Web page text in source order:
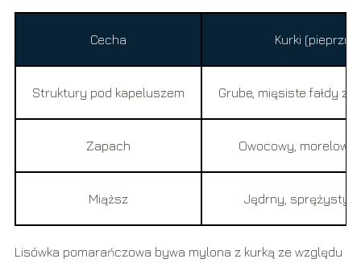
Cecha Kurki
Struktury pod kapeluszem Grube, mięsiste fałdy
Zapach Owocowy,
Miąższ Jędrny, sprężysty,
Lisówka pomarańczowa bywa mylona z kurką ze względu